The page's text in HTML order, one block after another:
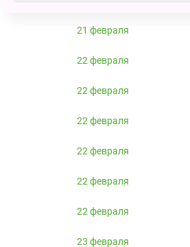
21 февраля
22 февраля
22 февраля
22 февраля
22 февраля
22 февраля
22 февраля
23 февраля